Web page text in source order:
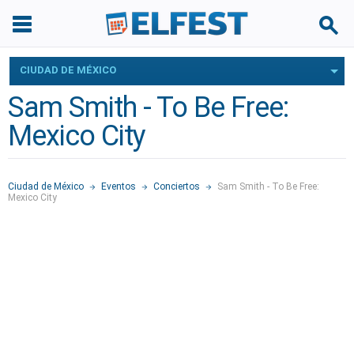
CIUDAD DE MÉXICO
Sam Smith - To Be Free:
Mexico City
Ciudad de México Eventos Conciertos
Sam Smith - To Be Free:
Mexico City